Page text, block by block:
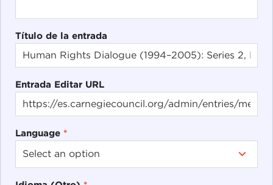
Título de la entrada
Entrada Editar URL
Language *